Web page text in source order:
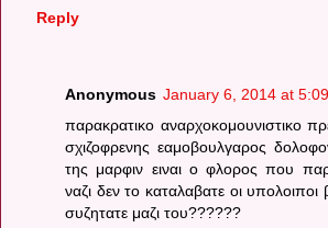
Reply
Anonymous January 6, 2014 at
παρακρατικο αναρχοκομουνιστικο
σχιζοφρενης εαμοβουλγαρος
της μαρφιν ειναι ο φλορος που
ναζι δεν το καταλαβατε οι υπολοιποι
συζητατε μαζι του??????